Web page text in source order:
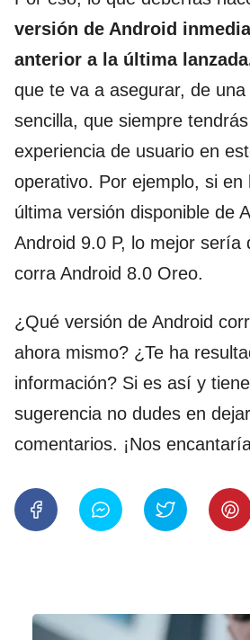
versión de Android
anterior a la última
que te va a asegurar, de
sencilla, que siempre
experiencia de usuario en
operativo. Por ejemplo, si en
última versión disponible de
Android 9.0 P, lo mejor sería
corra Android 8.0 Oreo.
¿Qué versión de Android
ahora mismo? ¿Te ha
información? Si es así y
sugerencia no dudes en
comentarios. ¡Nos